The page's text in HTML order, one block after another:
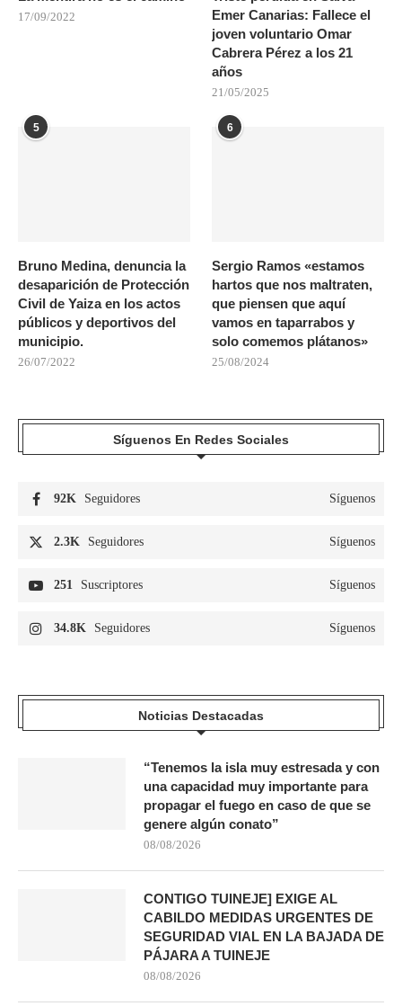
17/09/2022
Emer Canarias: Fallece el
joven voluntario Omar
Cabrera Pérez a los 21
años
21/05/2025
5
Bruno Medina, denuncia la
desaparición de Protección
Civil de Yaiza en los actos
públicos y deportivos del
municipio.
26/07/2022
6
Sergio Ramos «estamos
hartos que nos maltraten,
que piensen que aquí
vamos en taparrabos y
solo comemos plátanos»
25/08/2024
Síguenos En Redes Sociales
92K Seguidores Síguenos
2.3K Seguidores Síguenos
251 Suscriptores Síguenos
34.8K Seguidores Síguenos
Noticias Destacadas
“Tenemos la isla muy estresada y con
una capacidad muy importante para
propagar el fuego en caso de que se
genere algún conato”
08/08/2026
CONTIGO TUINEJE] EXIGE AL
CABILDO MEDIDAS URGENTES DE
SEGURIDAD VIAL EN LA BAJADA DE
PÁJARA A TUINEJE
08/08/2026